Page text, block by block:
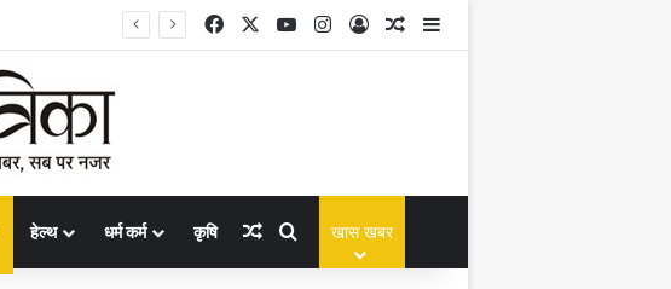
FacebookYouTubeInstagram
Log InRandom Article
Sidebar
हेल्थ धर्म कर्म कृषि Random Article
Search for
खास खबर